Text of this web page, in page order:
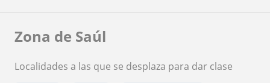
Zona de Saúl
Localidades a las que se desplaza para dar clase